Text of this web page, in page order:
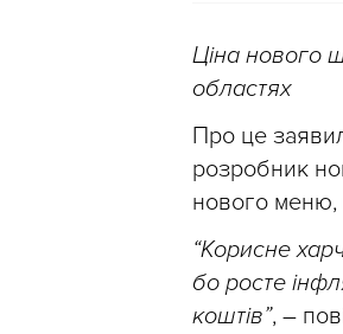
Ціна нового
областях
Про це
розробник
нового меню,
“Корисне
бо росте
коштів”, –